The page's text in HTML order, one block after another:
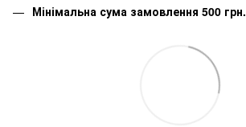
Мінімальна сума замовлення 500 грн.